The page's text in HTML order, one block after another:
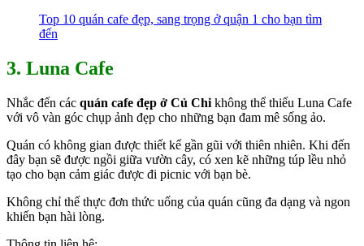
Top 10 quán cafe đẹp, sang trọng ở quận 1 cho bạn tìm
đến
3. Luna Cafe
Nhắc đến các quán cafe đẹp ở Củ Chi không thể thiếu Luna Cafe
với vô vàn góc chụp ảnh đẹp cho những bạn đam mê sống ảo.
Quán có không gian được thiết kế gần gũi với thiên nhiên. Khi đến
đây bạn sẽ được ngồi giữa vườn cây, có xen kẽ những túp lều nhỏ
tạo cho bạn cảm giác được đi picnic với bạn bè.
Không chỉ thế thực đơn thức uống của quán cũng đa dạng và ngon
khiến bạn hài lòng.